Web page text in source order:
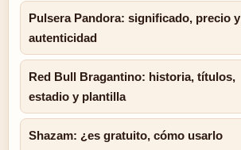
Pulsera Pandora: significado, precio y
autenticidad
Red Bull Bragantino: historia, títulos,
estadio y plantilla
Shazam: ¿es gratuito, cómo usarlo